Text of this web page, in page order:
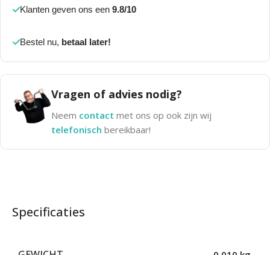
Klanten geven ons een 9.8/10
Bestel nu, betaal later!
Vragen of advies nodig?
Neem contact met ons op ook zijn wij
telefonisch bereikbaar!
Specificaties